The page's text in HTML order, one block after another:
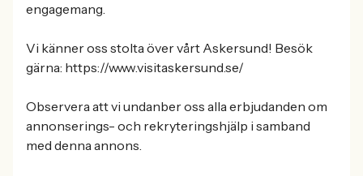
engagemang.
Vi känner oss stolta över vårt Askersund! Besök
gärna: https://www.visitaskersund.se/
Observera att vi undanber oss alla erbjudanden om
annonserings- och rekryteringshjälp i samband
med denna annons.